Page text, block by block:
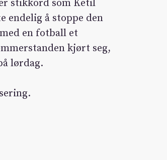
stikkord som Ketil
endelig å stoppe den
en fotball et
kjørt seg,
lørdag.